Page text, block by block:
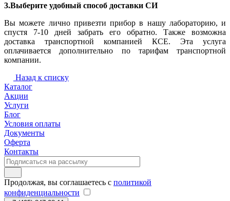
3.Выберите удобный способ доставки СИ
Вы можете лично привезти прибор в нашу лабораторию, и
спустя 7-10 дней забрать его обратно. Также возможна
доставка транспортной компанией КСЕ. Эта услуга
оплачивается дополнительно по тарифам транспортной
компании.
Назад к списку
Каталог
Акции
Услуги
Блог
Условия оплаты
Документы
Оферта
Контакты
Продолжая, вы соглашаетесь с политикой
конфиденциальности